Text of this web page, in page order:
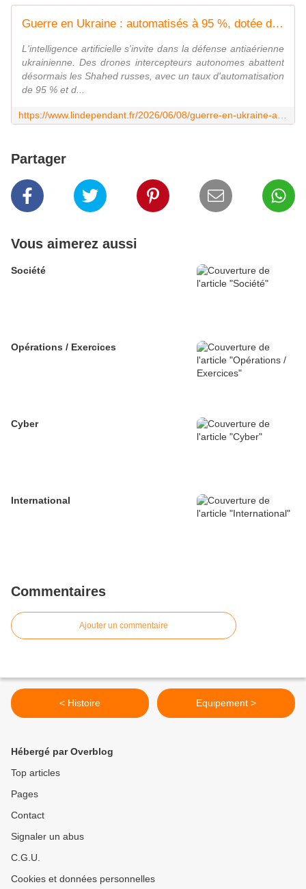
Guerre en Ukraine : automatisés à 95 %, dotée de l'IA... Des drones intercepteurs ukrainiens conçus pour abattre de manière autonome les "Shahed" russes
L'intelligence artificielle s'invite dans la défense antiaérienne
ukrainienne. Des drones intercepteurs autonomes abattent
désormais les Shahed russes, avec un taux d'automatisation
de 95 % et d...
Partager
Vous aimerez aussi
Société
Opérations / Exercices
Cyber
International
Commentaires
Ajouter un commentaire
< Histoire Equipement >
Hébergé par Overblog
Top articles
Pages
Contact
Signaler un abus
C.G.U.
Cookies et données personnelles